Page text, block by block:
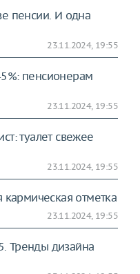
пенсии. И одна
23.11.2024, 19:55
пенсионерам
23.11.2024, 19:55
туалет свежее
23.11.2024, 19:55
отметка
23.11.2024, 19:55
Тренды дизайна